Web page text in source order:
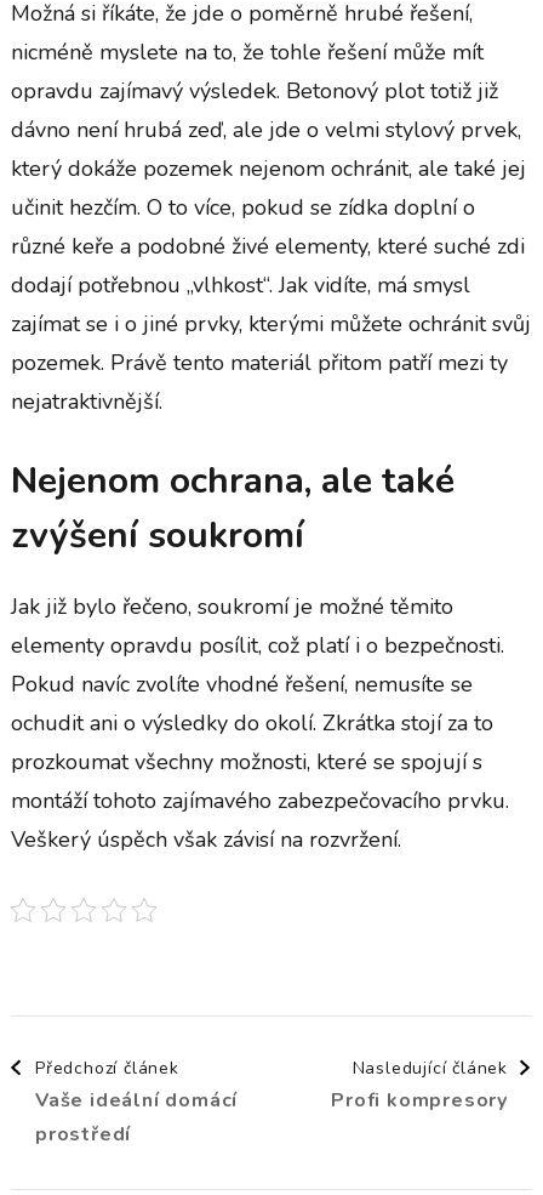
Možná si říkáte, že jde o poměrně hrubé řešení,
nicméně myslete na to, že tohle řešení může mít
opravdu zajímavý výsledek. Betonový plot totiž již
dávno není hrubá zeď, ale jde o velmi stylový prvek,
který dokáže pozemek nejenom ochránit, ale také jej
učinit hezčím. O to více, pokud se zídka doplní o
různé keře a podobné živé elementy, které suché zdi
dodají potřebnou „vlhkost“. Jak vidíte, má smysl
zajímat se i o jiné prvky, kterými můžete ochránit svůj
pozemek. Právě tento materiál přitom patří mezi ty
nejatraktivnější.
Nejenom ochrana, ale také
zvýšení soukromí
Jak již bylo řečeno, soukromí je možné těmito
elementy opravdu posílit, což platí i o bezpečnosti.
Pokud navíc zvolíte vhodné řešení, nemusíte se
ochudit ani o výsledky do okolí. Zkrátka stojí za to
prozkoumat všechny možnosti, které se spojují s
montáží tohoto zajímavého zabezpečovacího prvku.
Veškerý úspěch však závisí na rozvržení.
Navigace
příspěvku
Předchozí článek
Vaše ideální domácí
prostředí
Nasledující článek
Profi kompresory